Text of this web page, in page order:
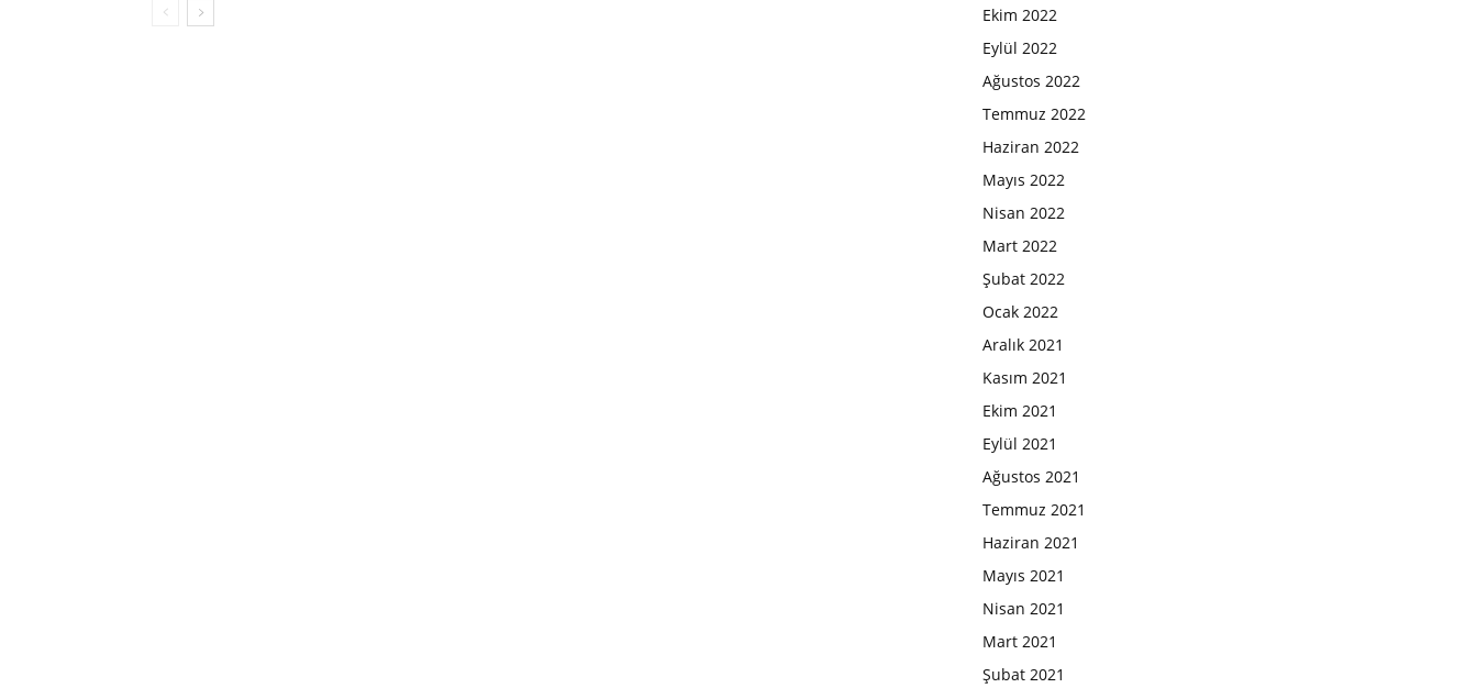
Ekim 2022
Eylül 2022
Ağustos 2022
Temmuz 2022
Haziran 2022
Mayıs 2022
Nisan 2022
Mart 2022
Şubat 2022
Ocak 2022
Aralık 2021
Kasım 2021
Ekim 2021
Eylül 2021
Ağustos 2021
Temmuz 2021
Haziran 2021
Mayıs 2021
Nisan 2021
Mart 2021
Şubat 2021